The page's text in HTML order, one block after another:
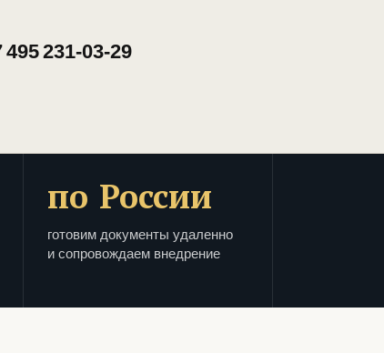
495 231-03-29
по России
готовим документы удаленно
и сопровождаем внедрение